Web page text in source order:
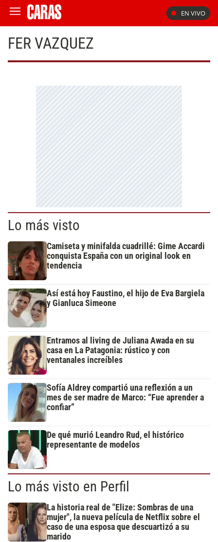
EN VIVO
FER VAZQUEZ
Lo más visto
Camiseta y minifalda cuadrillé: Gime Accardi
conquista España con un original look en
tendencia
Así está hoy Faustino, el hijo de Eva Bargiela
y Gianluca Simeone
Entramos al living de Juliana Awada en su
casa en La Patagonia: rústico y con
ventanales increíbles
Sofía Aldrey compartió una reflexión a un
mes de ser madre de Marco: “Fue aprender a
confiar”
De qué murió Leandro Rud, el histórico
representante de modelos
Lo más visto en Perfil
La historia real de "Elize: Sombras de una
mujer", la nueva película de Netflix sobre el
caso de una esposa que descuartizó a su
marido